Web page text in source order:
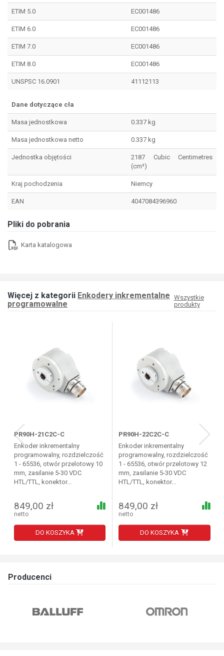
ETIM 5.0 EC001486
ETIM 6.0 EC001486
ETIM 7.0 EC001486
ETIM 8.0 EC001486
UNSPSC 16.0901 41112113
Dane dotyczące cła
Masa jednostkowa 0.337 kg
Masa jednostkowa netto 0.337 kg
Jednostka objętości
2187 Cubic Centimetres
(cm³)
Kraj pochodzenia Niemcy
EAN 4047084396960
Pliki do pobrania
Karta katalogowa
Więcej z kategorii Enkodery inkrementalne
programowalne
Wszystkie
produkty
PR90H-21C2C-C
Enkoder inkrementalny
programowalny, rozdzielczość
1 - 65536, otwór przelotowy 10
mm, zasilanie 5-30 VDC
HTL/TTL, konektor...
849,00 zł
netto
DO KOSZYKA
PR90H-22C2C-C
Enkoder inkrementalny
programowalny, rozdzielczość
1 - 65536, otwór przelotowy 12
mm, zasilanie 5-30 VDC
HTL/TTL, konektor...
849,00 zł
netto
DO KOSZYKA
Producenci